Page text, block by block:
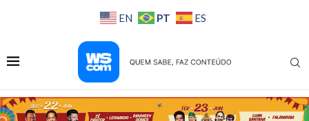
EN PT ES